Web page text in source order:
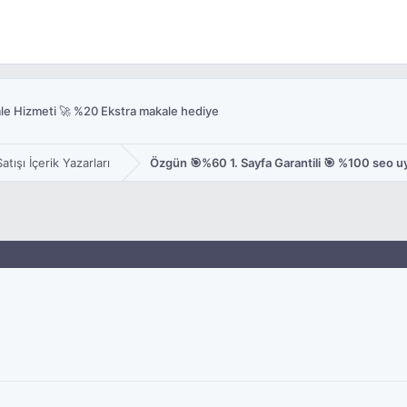
Hizmeti 🚀 %20 Ekstra makale hediye
İçerik Yazarları Özgün 🎯%60 1. Sayfa Garantili 🎯 %100 seo